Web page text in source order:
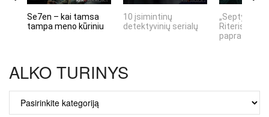
Se7en – kai tamsa
tampa meno kūriniu
10 įsimintinų
detektyvinių serialų
„Septynių
Riteris" – kai
ALKO TURINYS
ALKO
TURINYS